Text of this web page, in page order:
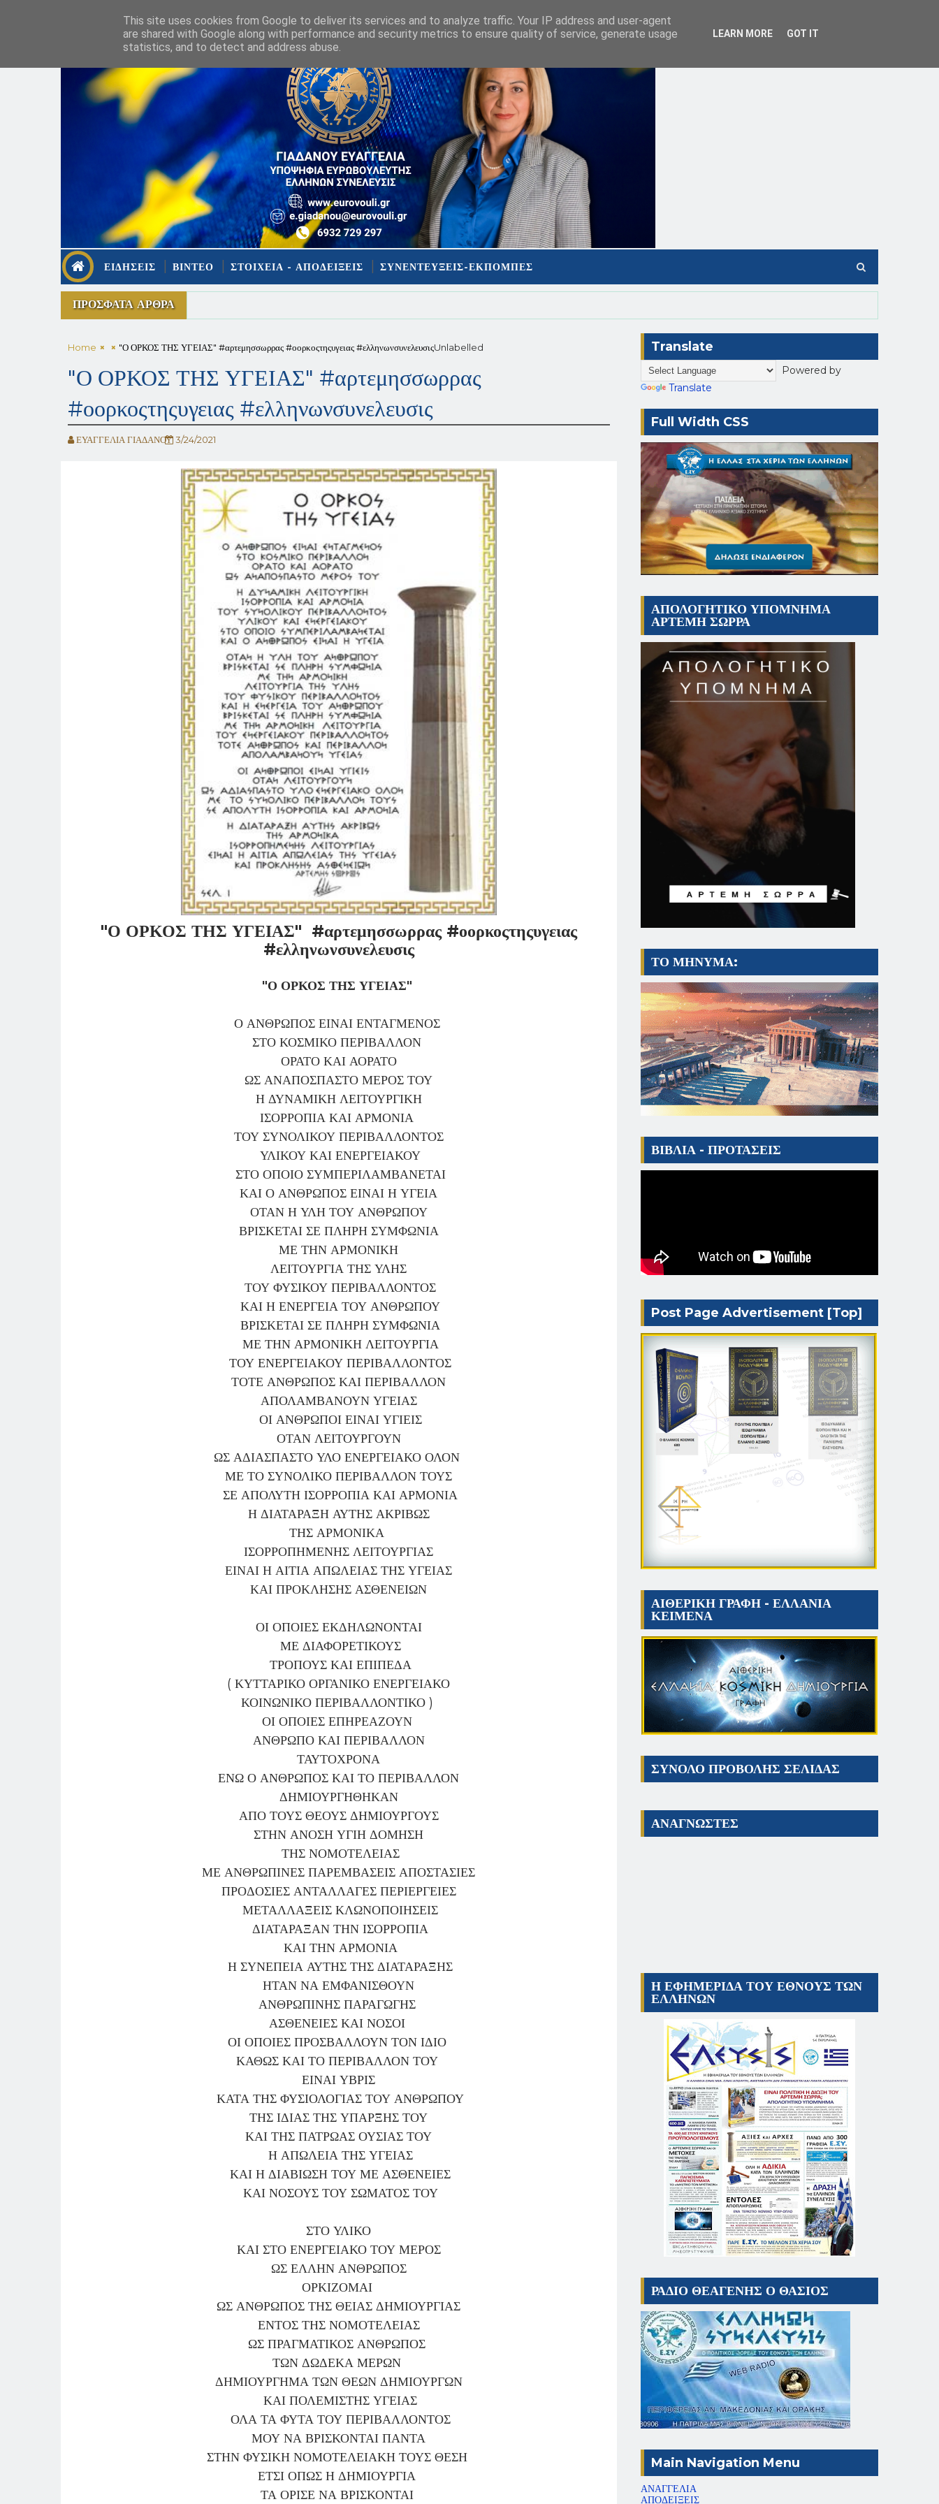
ΕΙΔΗΣΕΙΣ ΒΙΝΤΕΟ ΣΤΟΙΧΕΙΑ - ΑΠΟΔΕΙΞΕΙΣ ΣΥΝΕΝΤΕΥΞΕΙΣ-ΕΚΠΟΜΠΕΣ
ΠΡΟΣΦΑΤΑ ΑΡΘΡΑ
Home Unlabelled
"Ο ΟΡΚΟΣ ΤΗΣ ΥΓΕΙΑΣ" #αρτεμησσωρρας #οορκοςτηςυγειας #ελληνωνσυνελευσις
"Ο ΟΡΚΟΣ ΤΗΣ ΥΓΕΙΑΣ" #αρτεμησσωρρας
#οορκοςτηςυγειας #ελληνωνσυνελευσις
ΕΥΑΓΓΕΛΙΑ ΓΙΑΔΑΝΟΥ 3/24/2021
"Ο ΟΡΚΟΣ ΤΗΣ ΥΓΕΙΑΣ" #αρτεμησσωρρας #οορκοςτηςυγειας
#ελληνωνσυνελευσις
"Ο ΟΡΚΟΣ ΤΗΣ ΥΓΕΙΑΣ"
Ο ΑΝΘΡΩΠΟΣ ΕΙΝΑΙ ΕΝΤΑΓΜΕΝΟΣ
ΣΤΟ ΚΟΣΜΙΚΟ ΠΕΡΙΒΑΛΛΟΝ
ΟΡΑΤΟ ΚΑΙ ΑΟΡΑΤΟ
ΩΣ ΑΝΑΠΟΣΠΑΣΤΟ ΜΕΡΟΣ ΤΟΥ
Η ΔΥΝΑΜΙΚΗ ΛΕΙΤΟΥΡΓΙΚΗ
ΙΣΟΡΡΟΠΙΑ ΚΑΙ ΑΡΜΟΝΙΑ
ΤΟΥ ΣΥΝΟΛΙΚΟΥ ΠΕΡΙΒΑΛΛΟΝΤΟΣ
ΥΛΙΚΟΥ ΚΑΙ ΕΝΕΡΓΕΙΑΚΟΥ
ΣΤΟ ΟΠΟΙΟ ΣΥΜΠΕΡΙΛΑΜΒΑΝΕΤΑΙ
ΚΑΙ Ο ΑΝΘΡΩΠΟΣ ΕΙΝΑΙ Η ΥΓΕΙΑ
ΟΤΑΝ Η ΥΛΗ ΤΟΥ ΑΝΘΡΩΠΟΥ
ΒΡΙΣΚΕΤΑΙ ΣΕ ΠΛΗΡΗ ΣΥΜΦΩΝΙΑ
ΜΕ ΤΗΝ ΑΡΜΟΝΙΚΗ
ΛΕΙΤΟΥΡΓΙΑ ΤΗΣ ΥΛΗΣ
ΤΟΥ ΦΥΣΙΚΟΥ ΠΕΡΙΒΑΛΛΟΝΤΟΣ
ΚΑΙ Η ΕΝΕΡΓΕΙΑ ΤΟΥ ΑΝΘΡΩΠΟΥ
ΒΡΙΣΚΕΤΑΙ ΣΕ ΠΛΗΡΗ ΣΥΜΦΩΝΙΑ
ΜΕ ΤΗΝ ΑΡΜΟΝΙΚΗ ΛΕΙΤΟΥΡΓΙΑ
ΤΟΥ ΕΝΕΡΓΕΙΑΚΟΥ ΠΕΡΙΒΑΛΛΟΝΤΟΣ
ΤΟΤΕ ΑΝΘΡΩΠΟΣ ΚΑΙ ΠΕΡΙΒΑΛΛΟΝ
ΑΠΟΛΑΜΒΑΝΟΥΝ ΥΓΕΙΑΣ
ΟΙ ΑΝΘΡΩΠΟΙ ΕΙΝΑΙ ΥΓΙΕΙΣ
ΟΤΑΝ ΛΕΙΤΟΥΡΓΟΥΝ
ΩΣ ΑΔΙΑΣΠΑΣΤΟ ΥΛΟ ΕΝΕΡΓΕΙΑΚΟ ΟΛΟΝ
ΜΕ ΤΟ ΣΥΝΟΛΙΚΟ ΠΕΡΙΒΑΛΛΟΝ ΤΟΥΣ
ΣΕ ΑΠΟΛΥΤΗ ΙΣΟΡΡΟΠΙΑ ΚΑΙ ΑΡΜΟΝΙΑ
Η ΔΙΑΤΑΡΑΞΗ ΑΥΤΗΣ ΑΚΡΙΒΩΣ
ΤΗΣ ΑΡΜΟΝΙΚΑ
ΙΣΟΡΡΟΠΗΜΕΝΗΣ ΛΕΙΤΟΥΡΓΙΑΣ
ΕΙΝΑΙ Η ΑΙΤΙΑ ΑΠΩΛΕΙΑΣ ΤΗΣ ΥΓΕΙΑΣ
ΚΑΙ ΠΡΟΚΛΗΣΗΣ ΑΣΘΕΝΕΙΩΝ
ΟΙ ΟΠΟΙΕΣ ΕΚΔΗΛΩΝΟΝΤΑΙ
ΜΕ ΔΙΑΦΟΡΕΤΙΚΟΥΣ
ΤΡΟΠΟΥΣ ΚΑΙ ΕΠΙΠΕΔΑ
( ΚΥΤΤΑΡΙΚΟ ΟΡΓΑΝΙΚΟ ΕΝΕΡΓΕΙΑΚΟ
ΚΟΙΝΩΝΙΚΟ ΠΕΡΙΒΑΛΛΟΝΤΙΚΟ )
ΟΙ ΟΠΟΙΕΣ ΕΠΗΡΕΑΖΟΥΝ
ΑΝΘΡΩΠΟ ΚΑΙ ΠΕΡΙΒΑΛΛΟΝ
ΤΑΥΤΟΧΡΟΝΑ
ΕΝΩ Ο ΑΝΘΡΩΠΟΣ ΚΑΙ ΤΟ ΠΕΡΙΒΑΛΛΟΝ
ΔΗΜΙΟΥΡΓΗΘΗΚΑΝ
ΑΠΟ ΤΟΥΣ ΘΕΟΥΣ ΔΗΜΙΟΥΡΓΟΥΣ
ΣΤΗΝ ΑΝΟΣΗ ΥΓΙΗ ΔΟΜΗΣΗ
ΤΗΣ ΝΟΜΟΤΕΛΕΙΑΣ
ΜΕ ΑΝΘΡΩΠΙΝΕΣ ΠΑΡΕΜΒΑΣΕΙΣ ΑΠΟΣΤΑΣΙΕΣ
ΠΡΟΔΟΣΙΕΣ ΑΝΤΑΛΛΑΓΕΣ ΠΕΡΙΕΡΓΕΙΕΣ
ΜΕΤΑΛΛΑΞΕΙΣ ΚΛΩΝΟΠΟΙΗΣΕΙΣ
ΔΙΑΤΑΡΑΞΑΝ ΤΗΝ ΙΣΟΡΡΟΠΙΑ
ΚΑΙ ΤΗΝ ΑΡΜΟΝΙΑ
Η ΣΥΝΕΠΕΙΑ ΑΥΤΗΣ ΤΗΣ ΔΙΑΤΑΡΑΞΗΣ
ΗΤΑΝ ΝΑ ΕΜΦΑΝΙΣΘΟΥΝ
ΑΝΘΡΩΠΙΝΗΣ ΠΑΡΑΓΩΓΗΣ
ΑΣΘΕΝΕΙΕΣ ΚΑΙ ΝΟΣΟΙ
ΟΙ ΟΠΟΙΕΣ ΠΡΟΣΒΑΛΛΟΥΝ ΤΟΝ ΙΔΙΟ
ΚΑΘΩΣ ΚΑΙ ΤΟ ΠΕΡΙΒΑΛΛΟΝ ΤΟΥ
ΕΙΝΑΙ ΥΒΡΙΣ
ΚΑΤΑ ΤΗΣ ΦΥΣΙΟΛΟΓΙΑΣ ΤΟΥ ΑΝΘΡΩΠΟΥ
ΤΗΣ ΙΔΙΑΣ ΤΗΣ ΥΠΑΡΞΗΣ ΤΟΥ
ΚΑΙ ΤΗΣ ΠΑΤΡΩΑΣ ΟΥΣΙΑΣ ΤΟΥ
Η ΑΠΩΛΕΙΑ ΤΗΣ ΥΓΕΙΑΣ
ΚΑΙ Η ΔΙΑΒΙΩΣΗ ΤΟΥ ΜΕ ΑΣΘΕΝΕΙΕΣ
ΚΑΙ ΝΟΣΟΥΣ ΤΟΥ ΣΩΜΑΤΟΣ ΤΟΥ
ΣΤΟ ΥΛΙΚΟ
ΚΑΙ ΣΤΟ ΕΝΕΡΓΕΙΑΚΟ ΤΟΥ ΜΕΡΟΣ
ΩΣ ΕΛΛΗΝ ΑΝΘΡΩΠΟΣ
ΟΡΚΙΖΟΜΑΙ
ΩΣ ΑΝΘΡΩΠΟΣ ΤΗΣ ΘΕΙΑΣ ΔΗΜΙΟΥΡΓΙΑΣ
ΕΝΤΟΣ ΤΗΣ ΝΟΜΟΤΕΛΕΙΑΣ
ΩΣ ΠΡΑΓΜΑΤΙΚΟΣ ΑΝΘΡΩΠΟΣ
ΤΩΝ ΔΩΔΕΚΑ ΜΕΡΩΝ
ΔΗΜΙΟΥΡΓΗΜΑ ΤΩΝ ΘΕΩΝ ΔΗΜΙΟΥΡΓΩΝ
ΚΑΙ ΠΟΛΕΜΙΣΤΗΣ ΥΓΕΙΑΣ
ΟΛΑ ΤΑ ΦΥΤΑ ΤΟΥ ΠΕΡΙΒΑΛΛΟΝΤΟΣ
ΜΟΥ ΝΑ ΒΡΙΣΚΟΝΤΑΙ ΠΑΝΤΑ
ΣΤΗΝ ΦΥΣΙΚΗ ΝΟΜΟΤΕΛΕΙΑΚΗ ΤΟΥΣ ΘΕΣΗ
ΕΤΣΙ ΟΠΩΣ Η ΔΗΜΙΟΥΡΓΙΑ
ΤΑ ΟΡΙΣΕ ΝΑ ΒΡΙΣΚΟΝΤΑΙ
Translate
Powered by
Translate
Full Width CSS
ΑΠΟΛΟΓΗΤΙΚΟ ΥΠΟΜΝΗΜΑ
ΑΡΤΕΜΗ ΣΩΡΡΑ
ΤΟ ΜΗΝΥΜΑ:
ΒΙΒΛΙΑ - ΠΡΟΤΑΣΕΙΣ
Post Page Advertisement [Top]
ΑΙΘΕΡΙΚΗ ΓΡΑΦΗ - ΕΛΛΑΝΙΑ
ΚΕΙΜΕΝΑ
ΣΥΝΟΛΟ ΠΡΟΒΟΛΗΣ ΣΕΛΙΔΑΣ
ΑΝΑΓΝΩΣΤΕΣ
Η ΕΦΗΜΕΡΙΔΑ ΤΟΥ ΕΘΝΟΥΣ ΤΩΝ
ΕΛΛΗΝΩΝ
ΡΑΔΙΟ ΘΕΑΓΕΝΗΣ Ο ΘΑΣΙΟΣ
Main Navigation Menu
ΑΝΑΓΓΕΛΙΑ
ΑΠΟΔΕΙΞΕΙΣ
This site uses cookies from Google to deliver its services and to analyze traffic. Your IP address and user-agent
are shared with Google along with performance and security metrics to ensure quality of service, generate usage
statistics, and to detect and address abuse.
LEARN MORE GOT IT